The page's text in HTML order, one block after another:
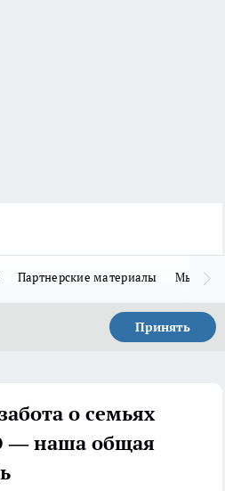
Партнерские материалы Мы в
Принять
о семьях
— наша общая